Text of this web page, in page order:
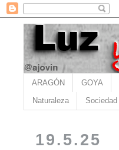
ARAGÓN GOYA
Naturaleza Sociedad
19.5.25